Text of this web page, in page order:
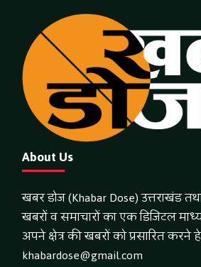
About Us
खबर डोज (Khabar Dose) उत्तराखंड
खबरों व समाचारों का एक डिजिटल
अपने क्षेत्र की खबरों को प्रसारित
khabardose@gmail.com